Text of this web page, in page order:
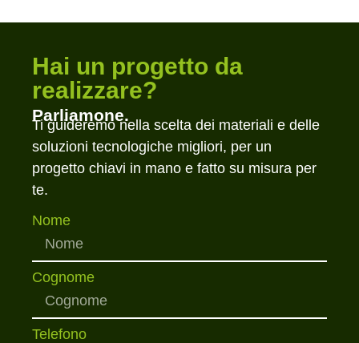
Hai un progetto da
realizzare?
Parliamone.
Ti guideremo nella scelta dei materiali e delle
soluzioni tecnologiche migliori, per un
progetto chiavi in mano e fatto su misura per
te.
Nome
Cognome
Telefono